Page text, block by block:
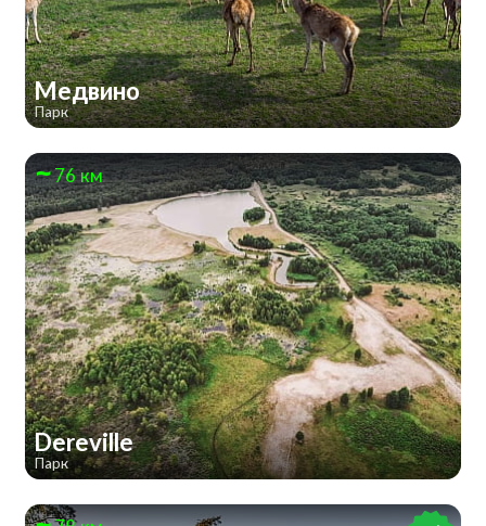
Медвино
Парк
76 км
Dereville
Парк